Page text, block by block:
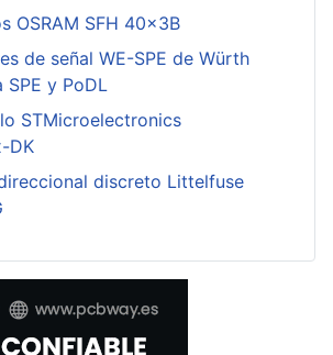
OSRAM SFH 40x3B
de señal WE-SPE de Würth
y PoDL
STMicroelectronics
DK
discreto Littelfuse